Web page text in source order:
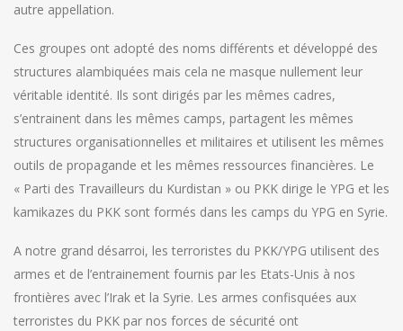
autre appellation.
Ces groupes ont adopté des noms différents et développé des
structures alambiquées mais cela ne masque nullement leur
véritable identité. Ils sont dirigés par les mêmes cadres,
s’entrainent dans les mêmes camps, partagent les mêmes
structures organisationnelles et militaires et utilisent les mêmes
outils de propagande et les mêmes ressources financières. Le
« Parti des Travailleurs du Kurdistan » ou PKK dirige le YPG et les
kamikazes du PKK sont formés dans les camps du YPG en Syrie.
A notre grand désarroi, les terroristes du PKK/YPG utilisent des
armes et de l’entrainement fournis par les Etats-Unis à nos
frontières avec l’Irak et la Syrie. Les armes confisquées aux
terroristes du PKK par nos forces de sécurité ont